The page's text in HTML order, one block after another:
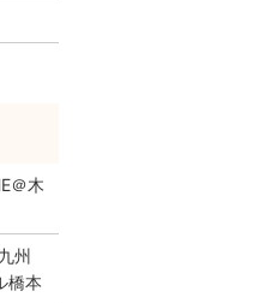
＠木
州
橋本